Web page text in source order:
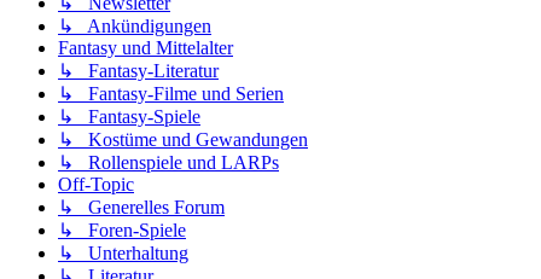
↳ Ankündigungen
Fantasy und Mittelalter
↳ Fantasy-Literatur
↳ Fantasy-Filme und Serien
↳ Fantasy-Spiele
↳ Kostüme und Gewandungen
↳ Rollenspiele und LARPs
Off-Topic
↳ Generelles Forum
↳ Foren-Spiele
↳ Unterhaltung